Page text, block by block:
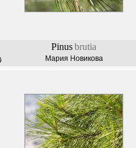
Pinusbrutia
Мария Новикова